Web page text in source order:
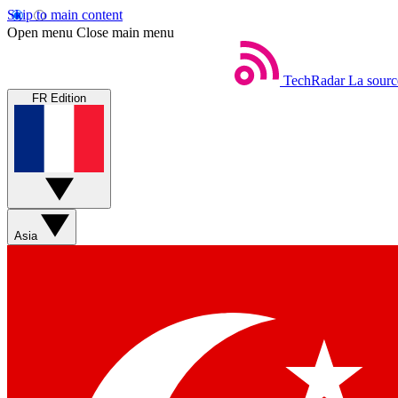
Skip to main content
Open menu Close main menu
TechRadar La
FR Edition
Asia